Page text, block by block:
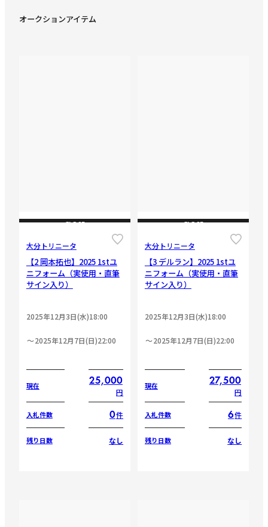
オークションアイテム
CLOSE
大分トリニータ
【2 岡本拓也】2025 1stユ
ニフォーム（実使用・直筆
サイン入り）
2025年12月3日(水)18:00
2025年12月7日(日)22:00
現在 25,000
円
入札件数 0件
残り日数 なし
CLOSE
大分トリニータ
【3 デルラン】2025 1stユ
ニフォーム（実使用・直筆
サイン入り）
2025年12月3日(水)18:00
2025年12月7日(日)22:00
現在 27,500
円
入札件数 6件
残り日数 なし